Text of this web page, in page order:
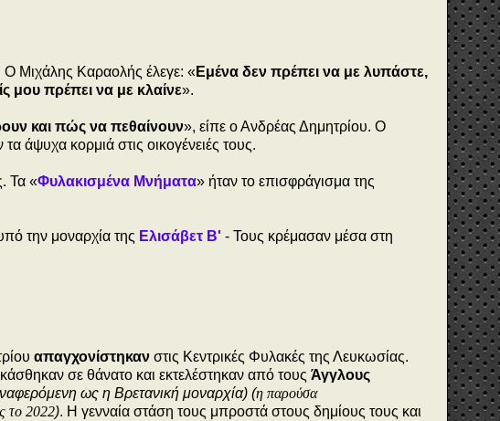
Ο Μιχάλης Καραολής έλεγε: «Εμένα δεν πρέπει να με λυπάστε,
μου πρέπει να με κλαίνε».
και πώς να πεθαίνουν», είπε ο Ανδρέας Δημητρίου. Ο
άψυχα κορμιά στις οικογένειές τους.
Τα «Φυλακισμένα Μνήματα» ήταν το επισφράγισμα της
την μοναρχία της Ελισάβετ Β' - Τους κρέμασαν μέσα στη
απαγχονίστηκαν στις Κεντρικές Φυλακές της Λευκωσίας.
σε θάνατο και εκτελέστηκαν από τους Άγγλους
ως η Βρετανική μοναρχία) (η παρούσα
το 2022). Η γενναία στάση τους μπροστά στους δημίους τους και